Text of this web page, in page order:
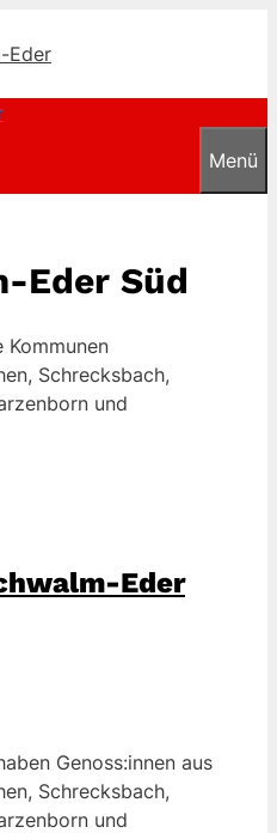
Menü
Eder Süd
Schrecksbach,
und
Eder
Genoss:innen aus
Schrecksbach,
und